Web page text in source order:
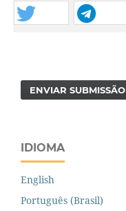
ENVIAR SUBMISSÃO
IDIOMA
English
Português (Brasil)